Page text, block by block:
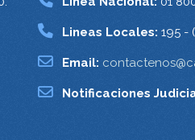
Lineas Locales: 195 -
Email:
Notificaciones